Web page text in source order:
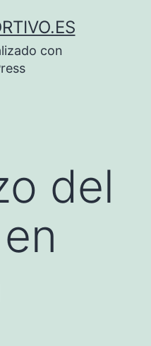
con
del